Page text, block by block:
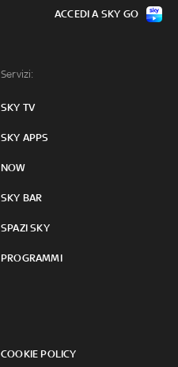
Servizi:
SKY TV
SKY APPS
NOW
SKY BAR
SPAZI SKY
PROGRAMMI
COOKIE POLICY
ACCEDI A SKY GO